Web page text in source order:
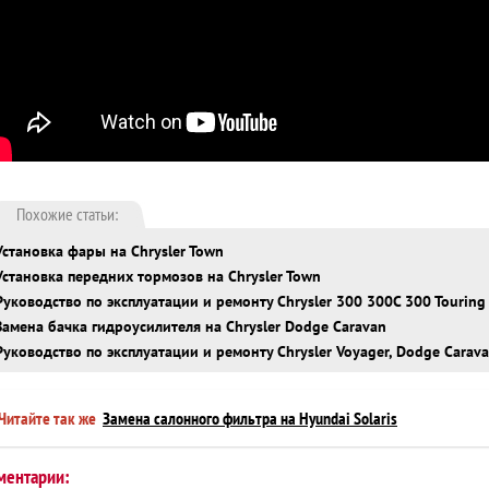
Похожие статьи:
фары на Chrysler Town
передних тормозов на Chrysler Town
по эксплуатации и ремонту Chrysler 300 300C 300 Touring
бачка гидроусилителя на Chrysler Dodge Caravan
по эксплуатации и ремонту Chrysler Voyager, Dodge
так же Замена салонного фильтра на Hyundai Solaris